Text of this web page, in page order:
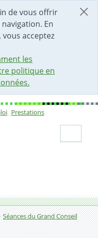
de vous offrir
En
acceptez
les
politique en
Prestations
Séances du Grand Conseil